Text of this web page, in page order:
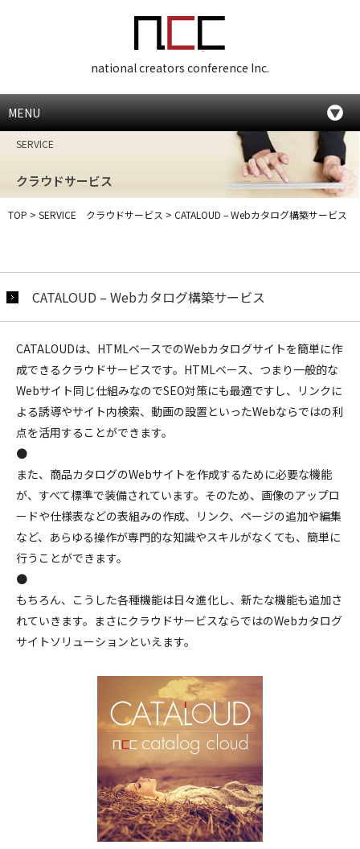
national creators conference Inc.
MENU
SERVICE
クラウドサービス
TOP > SERVICE クラウドサービス > CATALOUD – Webカタログ構築サービス
CATALOUD – Webカタログ構築サービス
CATALOUDは、HTMLベースでのWebカタログサイトを簡単に作
成できるクラウドサービスです。HTMLベース、つまり一般的な
Webサイト同じ仕組みなのでSEO対策にも最適ですし、リンクに
よる誘導やサイト内検索、動画の設置といったWebならではの利
点を活用することができます。
●
また、商品カタログのWebサイトを作成するために必要な機能
が、すべて標準で装備されています。そのため、画像のアップロ
ードや仕様表などの表組みの作成、リンク、ページの追加や編集
など、あらゆる操作が専門的な知識やスキルがなくても、簡単に
行うことができます。
●
もちろん、こうした各種機能は日々進化し、新たな機能も追加さ
れていきます。まさにクラウドサービスならではのWebカタログ
サイトソリューションといえます。